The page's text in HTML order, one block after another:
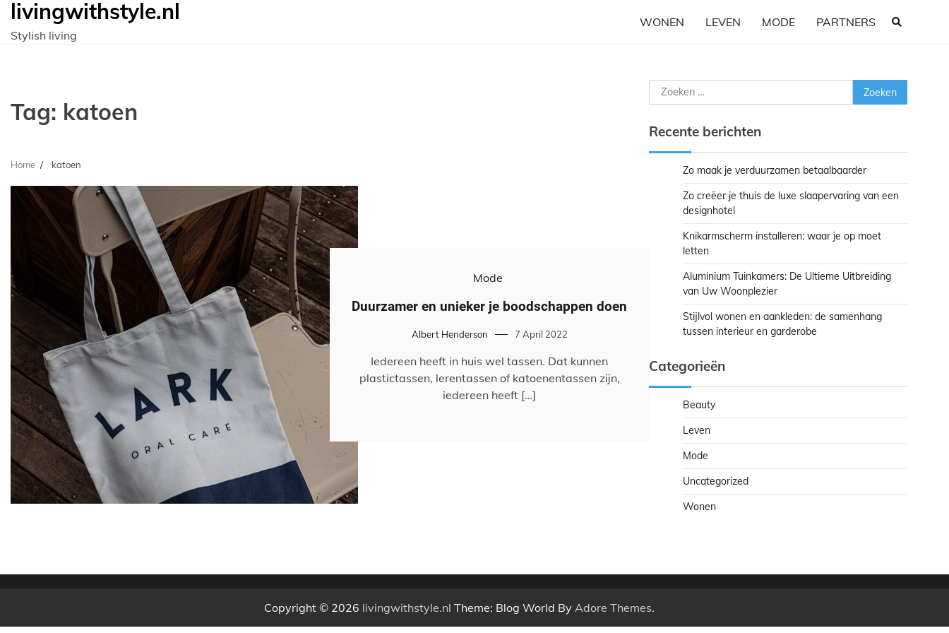
de
livingwithstyle.nl
Stylish living
WONEN LEVEN MODE PARTNERS
Tag: katoen
Home katoen
Mode
Duurzamer en unieker je boodschappen doen
Albert Henderson 7 April 2022
Iedereen heeft in huis wel tassen. Dat kunnen
plastictassen, lerentassen of katoenentassen zijn,
iedereen heeft […]
Zoeken
naar:
Recente berichten
Zo maak je verduurzamen betaalbaarder
Zo creëer je thuis de luxe slaapervaring van een
designhotel
Knikarmscherm installeren: waar je op moet
letten
Aluminium Tuinkamers: De Ultieme Uitbreiding
van Uw Woonplezier
Stijlvol wonen en aankleden: de samenhang
tussen interieur en garderobe
Categorieën
Beauty
Leven
Mode
Uncategorized
Wonen
Copyright © 2026 livingwithstyle.nl Theme: Blog World By Adore Themes.